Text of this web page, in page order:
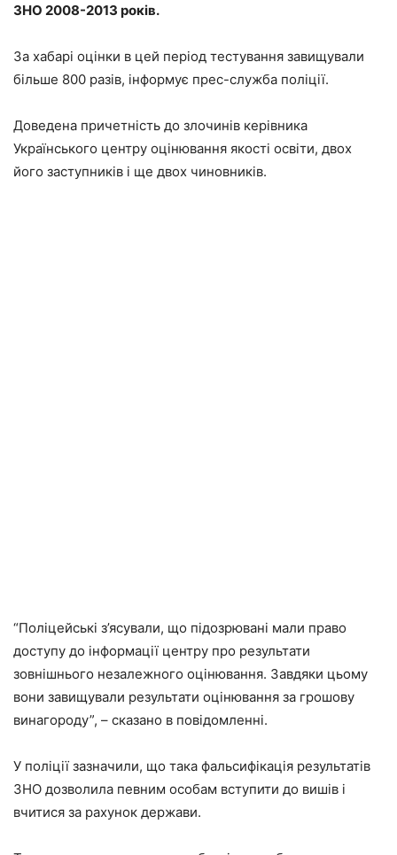
ЗНО 2008-2013 років.
За хабарі оцінки в цей період тестування завищували
більше 800 разів, інформує прес-служба поліції.
Доведена причетність до злочинів керівника
Українського центру оцінювання якості освіти, двох
його заступників і ще двох чиновників.
“Поліцейські з’ясували, що підозрювані мали право
доступу до інформації центру про результати
зовнішнього незалежного оцінювання. Завдяки цьому
вони завищували результати оцінювання за грошову
винагороду”, – сказано в повідомленні.
У поліції зазначили, що така фальсифікація результатів
ЗНО дозволила певним особам вступити до вишів і
вчитися за рахунок держави.